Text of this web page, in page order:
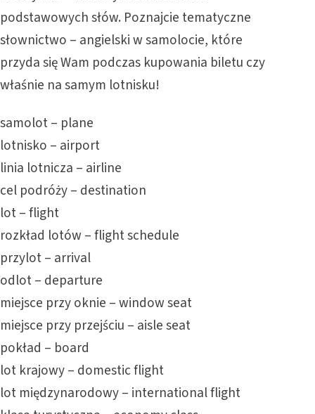
podstawowych słów. Poznajcie tematyczne
słownictwo – angielski w samolocie, które
przyda się Wam podczas kupowania biletu czy
właśnie na samym lotnisku!
samolot – plane
lotnisko – airport
linia lotnicza – airline
cel podróży – destination
lot – flight
rozkład lotów – flight schedule
przylot – arrival
odlot – departure
miejsce przy oknie – window seat
miejsce przy przejściu – aisle seat
pokład – board
lot krajowy – domestic flight
lot międzynarodowy – international flight